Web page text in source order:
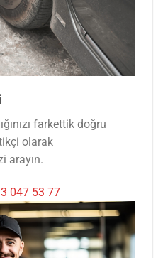
farkettik doğru
olarak
arayın.
047 53 77